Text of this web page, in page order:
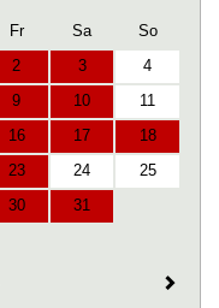
Fr Sa
So
2 3
4
9 10
11
16 17
18
23 24
25
30 31